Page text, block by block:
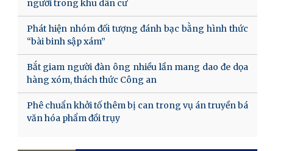
người trong khu dân cư
Phát hiện nhóm đối tượng đánh bạc bằng hình thức
“bài binh sập xám”
Bắt giam người đàn ông nhiều lần mang dao đe dọa
hàng xóm, thách thức Công an
Phê chuẩn khởi tố thêm bị can trong vụ án truyền bá
văn hóa phẩm đồi trụy